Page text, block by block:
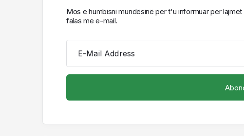
Mos e humbisni mundësinë për t'u informuar për
falas me e-mail.
E-Mail Address